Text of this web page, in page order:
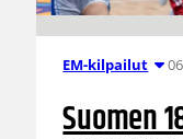
EM-kilpailut
Suomen